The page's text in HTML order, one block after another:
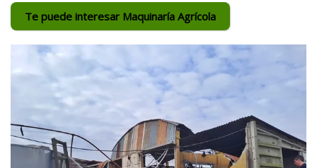
Te puede interesar Maquinaría Agrícola